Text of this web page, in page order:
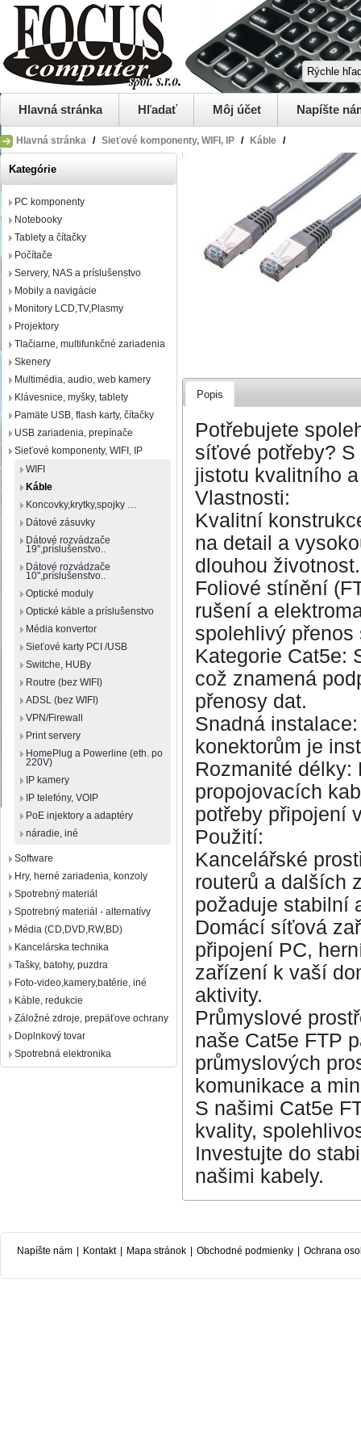
Hlavná stránka Hľadať Môj účet Napíšte
Hlavná stránka / Sieťové komponenty, WIFI, IP / Káble /
Kategórie
PC komponenty
Notebooky
Tablety a čítačky
Počítače
Servery, NAS a príslušenstvo
Mobily a navigácie
Monitory LCD,TV,Plasmy
Projektory
Tlačiarne, multifunkčné zariadenia
Skenery
Multimédia, audio, web kamery
Klávesnice, myšky, tablety
Pamäte USB, flash karty, čítačky
USB zariadenia, prepínače
Sieťové komponenty, WIFI, IP
WIFI
Káble
Koncovky,krytky,spojky …
Dátové zásuvky
Dátové rozvádzače
19",príslušenstvo..
Dátové rozvádzače
10",príslušenstvo..
Optické moduly
Optické káble a príslušenstvo
Média konvertor
Sieťové karty PCI /USB
Switche, HUBy
Routre (bez WIFI)
ADSL (bez WIFI)
VPN/Firewall
Print servery
HomePlug a Powerline (eth. po
220V)
IP kamery
IP telefóny, VOIP
PoE injektory a adaptéry
náradie, iné
Software
Hry, herné zariadenia, konzoly
Spotrebný materiál
Spotrebný materiál - alternatívy
Média (CD,DVD,RW,BD)
Kancelárska technika
Tašky, batohy, puzdra
Foto-video,kamery,batérie, iné
Káble, redukcie
Záložné zdroje, prepäťove ochrany
Doplnkový tovar
Spotrebná elektronika
Popis
Potřebujete
síťové potřeby?
jistotu kvalitního
Vlastnosti:
Kvalitní
na detail a
dlouhou životnost.
Foliové stínění
rušení a
spolehlivý
Kategorie Cat5e:
což znamená
přenosy dat.
Snadná
konektorům je
Rozmanité
propojovacích
potřeby připojení
Použití:
Kancelářské
routerů a dalších
požaduje stabilní
Domácí síťová
připojení PC,
zařízení k vaší
aktivity.
Průmyslové
naše Cat5e FTP
průmyslových
komunikace a
S našimi Cat5e
kvality,
Investujte do
našimi kabely.
Napíšte nám | Kontakt | Mapa stránok | Obchodné podmienky | Ochrana